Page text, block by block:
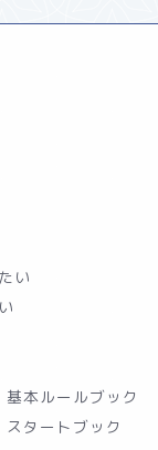
い
本ルールブック
タートブック